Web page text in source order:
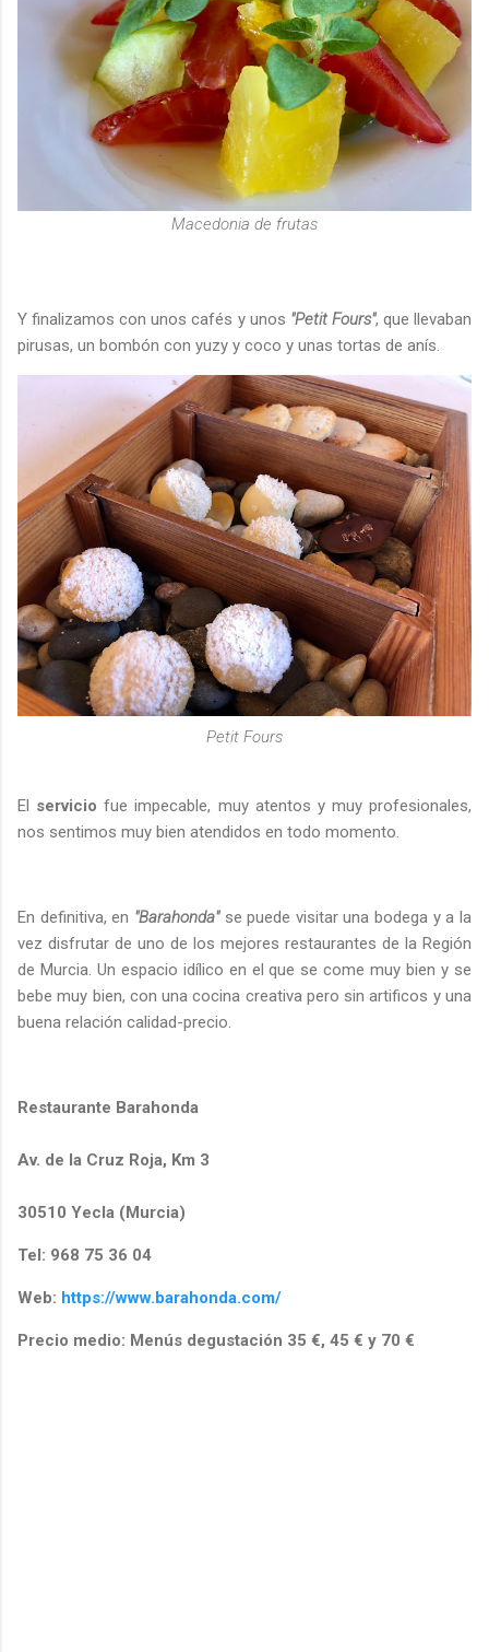
Macedonia de frutas
Y finalizamos con unos cafés y unos "Petit Fours", que llevaban
pirusas, un bombón con yuzy y coco y unas tortas de anís.
Petit Fours
El servicio fue impecable, muy atentos y muy profesionales,
nos sentimos muy bien atendidos en todo momento.
En definitiva, en "Barahonda"se puede visitar una bodega y a la
vez disfrutar de uno de los mejores restaurantes de la Región
de Murcia. Un espacio idílico en el que se come muy bien y se
bebe muy bien, con una cocina creativa pero sin artificos y una
buena relación calidad-precio.
Restaurante Barahonda
Av. de la Cruz Roja, Km 3
30510 Yecla (Murcia)
Tel: 968 75 36 04
Web: https://www.barahonda.com/
Precio medio: Menús degustación 35 €, 45 € y 70 €